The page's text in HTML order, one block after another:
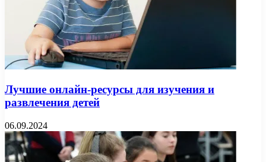
Лучшие онлайн-ресурсы для изучения и
развлечения детей
06.09.2024